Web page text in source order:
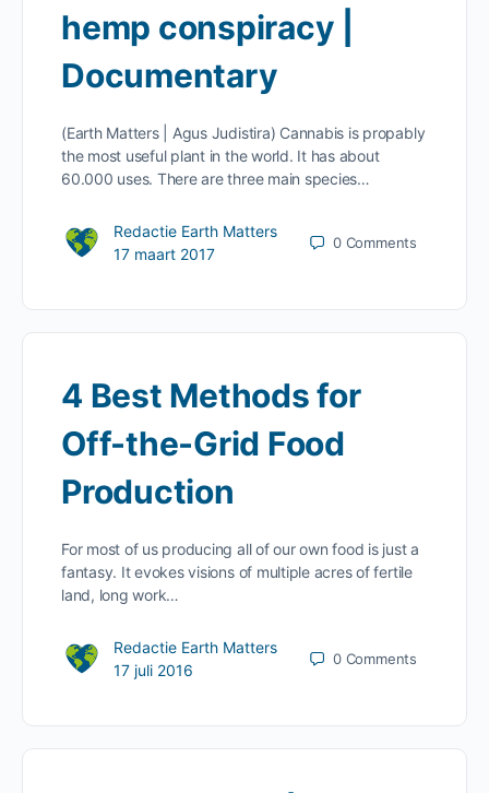
hemp conspiracy |
Documentary
(Earth Matters | Agus Judistira) Cannabis is propably
the most useful plant in the world. It has about
60.000 uses. There are three main species…
Redactie Earth Matters
17 maart 2017
0 Comments
4 Best Methods for
Off-the-Grid Food
Production
For most of us producing all of our own food is just a
fantasy. It evokes visions of multiple acres of fertile
land, long work…
Redactie Earth Matters
17 juli 2016
0 Comments